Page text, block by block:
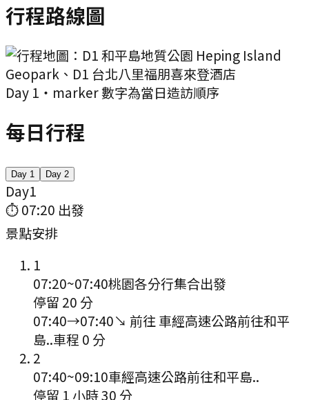
行程路線圖
Day 1 ・marker 數字為當日造訪順序
每日行程
Day 1 Day 2
Day1
⏱07:20 出發
景點安排
1
07:20~07:40桃園各分行集合出發
停留 20 分
07:40→07:40↘ 前往 車經高速公路前往和平
島..車程 0 分
2
07:40~09:10車經高速公路前往和平島..
停留 1 小時 30 分